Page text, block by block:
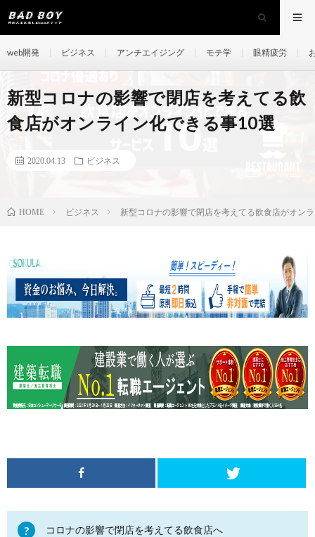
web開発 ビジネス アンチエイジング モテ学 眼精疲労
新型コロナの影響で閉店を考えてる飲
食店がオンライン化できる事10選
2020.04.13 ビジネス
HOME ビジネス 新型コロナの影響で閉店を考えてる飲食店がオン
コロナの影響で閉店を考えてる飲食店へ